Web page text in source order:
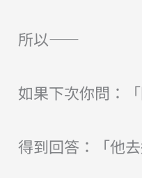
所以——
如果下次你問：「
得到回答：「他去